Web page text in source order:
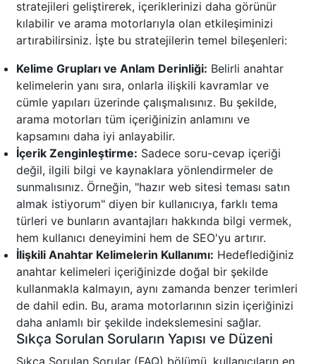
stratejileri geliştirerek, içeriklerinizi daha görünür
kılabilir ve arama motorlarıyla olan etkileşiminizi
artırabilirsiniz. İşte bu stratejilerin temel bileşenleri:
Kelime Grupları ve Anlam Derinliği: Belirli anahtar
kelimelerin yanı sıra, onlarla ilişkili kavramlar ve
cümle yapıları üzerinde çalışmalısınız. Bu şekilde,
arama motorları tüm içeriğinizin anlamını ve
kapsamını daha iyi anlayabilir.
İçerik Zenginleştirme: Sadece soru-cevap içeriği
değil, ilgili bilgi ve kaynaklara yönlendirmeler de
sunmalısınız. Örneğin, "hazır web sitesi teması satın
almak istiyorum" diyen bir kullanıcıya, farklı tema
türleri ve bunların avantajları hakkında bilgi vermek,
hem kullanıcı deneyimini hem de SEO'yu artırır.
İlişkili Anahtar Kelimelerin Kullanımı: Hedeflediğiniz
anahtar kelimeleri içeriğinizde doğal bir şekilde
kullanmakla kalmayın, aynı zamanda benzer terimleri
de dahil edin. Bu, arama motorlarının sizin içeriğinizi
daha anlamlı bir şekilde indekslemesini sağlar.
Sıkça Sorulan Soruların Yapısı ve Düzeni